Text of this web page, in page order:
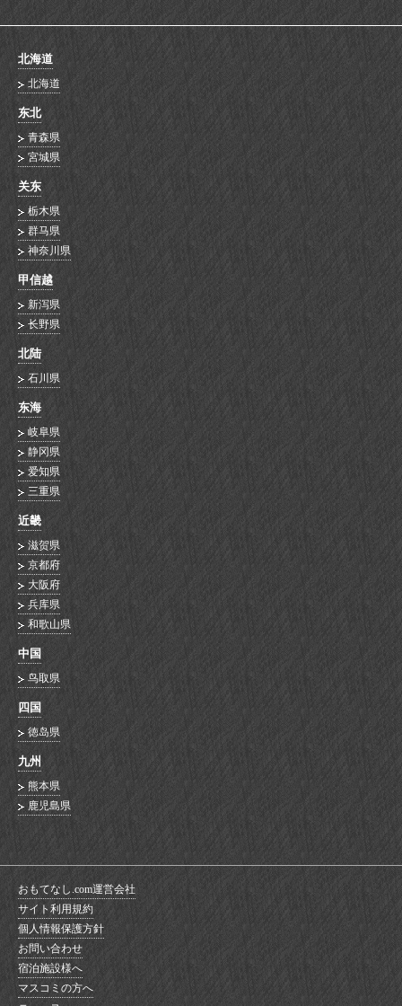
北海道
北海道
东北
青森県
宮城県
关东
栃木県
群马県
神奈川県
甲信越
新泻県
长野県
北陆
石川県
东海
岐阜県
静冈県
爱知県
三重県
近畿
滋贺県
京都府
大阪府
兵库県
和歌山県
中国
鸟取県
四国
徳岛県
九州
熊本県
鹿児島県
おもてなし.com運営会社
サイト利用規約
個人情報保護方針
お問い合わせ
宿泊施設様へ
マスコミの方へ